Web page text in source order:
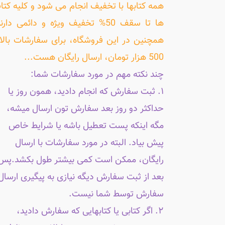
همه کتابها با تخفیف انجام می شود و کلیه
ها تا سقف 50% تخفیف ویژه و دائمی
همچنین در این فروشگاه، برای سفارشات
500 هزار تومان، ارسال رایگان هست...
چند نکته مهم در مورد سفارشات شما:
۱. ثبت سفارش که انجام دادید، همون روز یا
حداکثر دو روز بعد سفارش تون ارسال میشه،
مگه اینکه پست تعطیل باشه یا شرایط خاص
پیش بیاد. البته در مورد سفارشات با ارسال
رایگان، ممکن است کمی بیشتر طول
بعد از ثبت سفارش دیگه نیازی به پیگیری
سفارش توسط شما نیست.
۲. اگر کتابی یا کتابهایی که سفارش دادید،